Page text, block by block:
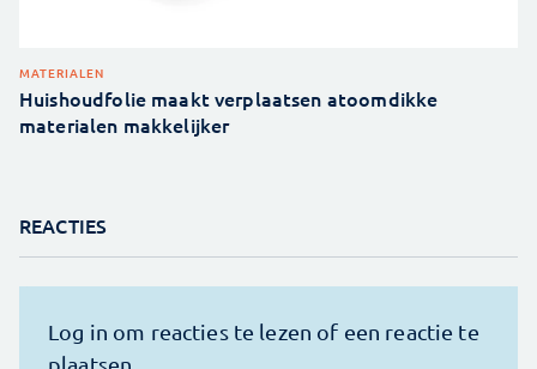
MATERIALEN
Huishoudfolie maakt verplaatsen atoomdikke
materialen makkelijker
REACTIES